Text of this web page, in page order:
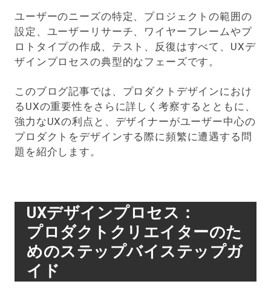
ユーザーのニーズの特定、プロジェクトの範囲の
設定、ユーザーリサーチ、ワイヤーフレームやプ
ロトタイプの作成、テスト、反復はすべて、UXデ
ザインプロセスの典型的なフェーズです。
このブログ記事では、プロダクトデザインにおけ
るUXの重要性をさらに詳しく考察するとともに、
強力なUXの利点と、デザイナーがユーザー中心の
プロダクトをデザインする際に頻繁に遭遇する問
題を紹介します。
UXデザインプロセス：
プロダクトクリエイターのた
めのステップバイステップガ
イド